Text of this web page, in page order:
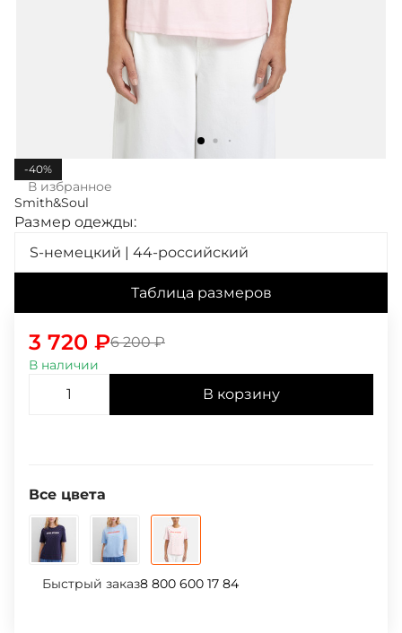
-40%
В избранное
Smith&Soul
Размер одежды:
S-немецкий | 44-российский
Таблица размеров
6 200₽
3 720 ₽
В наличии
В корзину
Все цвета
Быстрый заказ8 800 600 17 84